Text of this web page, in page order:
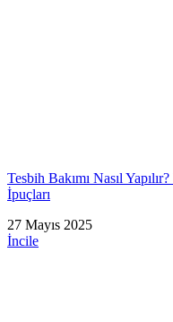
Tesbih Bakımı Nasıl
İpuçları
27 Mayıs 2025
İncile